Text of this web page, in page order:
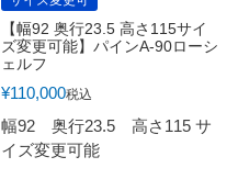
【幅92 奥行23.5 高さ115サイ
ズ変更可能】パインA-90ローシ
ェルフ
¥110,000税込
幅92 奥行23.5 高さ115 サ
イズ変更可能